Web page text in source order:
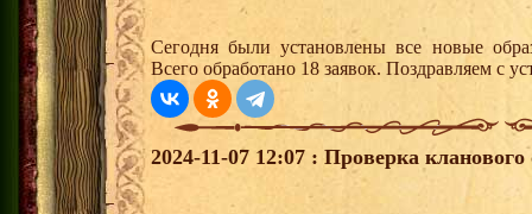
Сегодня были установлены все новые
Всего обработано 18 заявок. Поздравляем с
2024-11-07 12:07 : Проверка